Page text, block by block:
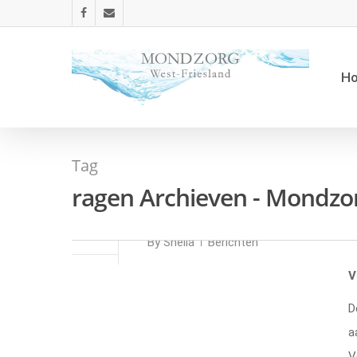
Tag
ragen Archieven -
JUN Voorkom
By Sheila Berichten